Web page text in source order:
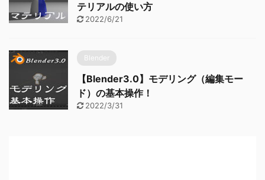
テリアルの使い方
2022/6/21
Blender
【Blender3.0】モデリング（編集モー
ド）の基本操作！
2022/3/31